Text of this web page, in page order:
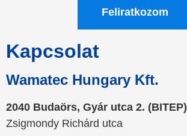
Feliratkozom
Kapcsolat
Wamatec Hungary Kft.
2040 Budaörs, Gyár utca 2. (BITEP)
Zsigmondy Richárd utca